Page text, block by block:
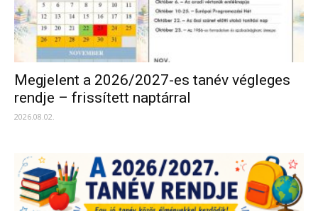
Megjelent a 2026/2027-es tanév végleges
rendje – frissített naptárral
2026.08.02.